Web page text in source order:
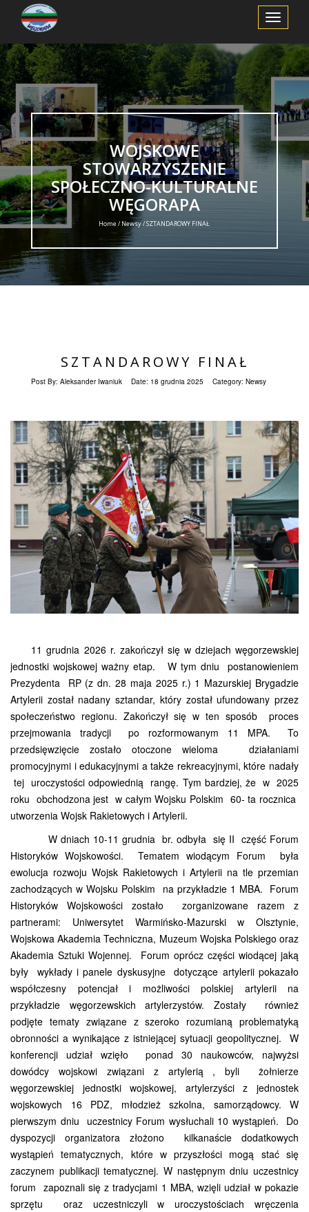
Toggle
Navigation
WOJSKOWE
STOWARZYSZENIE
SPOŁECZNO-KULTURALNE
WĘGORAPA
Home / Newsy/ SZTANDAROWY FINAŁ
SZTANDAROWY FINAŁ
Post By: Aleksander Iwaniuk Date: 18 grudnia 2025 Category: Newsy
11 grudnia 2026 r. zakończył się w dziejach węgorzewskiej
jednostki wojskowej ważny etap. W tym dniu postanowieniem
Prezydenta RP (z dn. 28 maja 2025 r.) 1 Mazurskiej Brygadzie
Artylerii został nadany sztandar, który został ufundowany przez
społeczeństwo regionu. Zakończył się w ten sposób proces
przejmowania tradycji po rozformowanym 11 MPA. To
przedsięwzięcie zostało otoczone wieloma działaniami
promocyjnymi i edukacyjnymi a także rekreacyjnymi, które nadały
tej uroczystości odpowiednią rangę. Tym bardziej, że w 2025
roku obchodzona jest w całym Wojsku Polskim 60- ta rocznica
utworzenia Wojsk Rakietowych i Artylerii.
W dniach 10-11 grudnia br. odbyła się II część Forum
Historyków Wojskowości. Tematem wiodącym Forum była
ewolucja rozwoju Wojsk Rakietowych i Artylerii na tle przemian
zachodzących w Wojsku Polskim na przykładzie 1 MBA. Forum
Historyków Wojskowości zostało zorganizowane razem z
partnerami: Uniwersytet Warmińsko-Mazurski w Olsztynie,
Wojskowa Akademia Techniczna, Muzeum Wojska Polskiego oraz
Akademia Sztuki Wojennej. Forum oprócz części wiodącej jaką
były wykłady i panele dyskusyjne dotyczące artylerii pokazało
współczesny potencjał i możliwości polskiej artylerii na
przykładzie węgorzewskich artylerzystów. Zostały również
podjęte tematy związane z szeroko rozumianą problematyką
obronności a wynikające z istniejącej sytuacji geopolitycznej. W
konferencji udział wzięło ponad 30 naukowców, najwyżsi
dowódcy wojskowi związani z artylerią , byli żołnierze
węgorzewskiej jednostki wojskowej, artylerzyści z jednostek
wojskowych 16 PDZ, młodzież szkolna, samorządowcy. W
pierwszym dniu uczestnicy Forum wysłuchali 10 wystąpień. Do
dyspozycji organizatora złożono kilkanaście dodatkowych
wystąpień tematycznych, które w przyszłości mogą stać się
zaczynem publikacji tematycznej. W następnym dniu uczestnicy
forum zapoznali się z tradycjami 1 MBA, wzięli udział w pokazie
sprzętu oraz uczestniczyli w uroczystościach wręczenia